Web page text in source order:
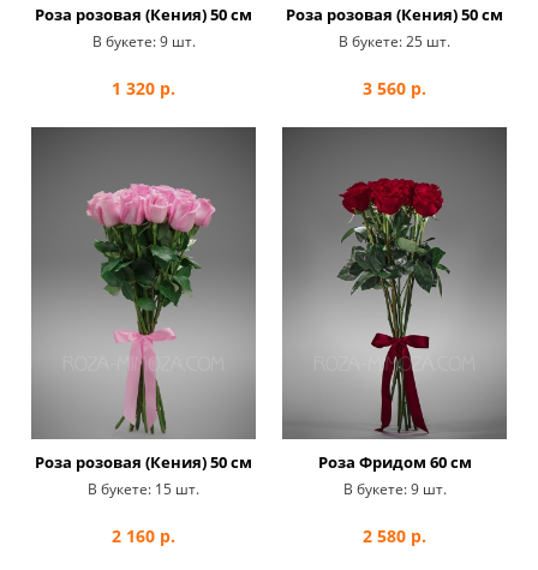
Роза розовая (Кения) 50 см
В букете: 9 шт.
1 320 р.
Роза розовая (Кения) 50 см
В букете:25 шт.
3 560 р.
Роза розовая (Кения) 50 см
В букете: 15 шт.
2 160 р.
Роза Фридом 60 см
В букете: 9 шт.
2 580 р.